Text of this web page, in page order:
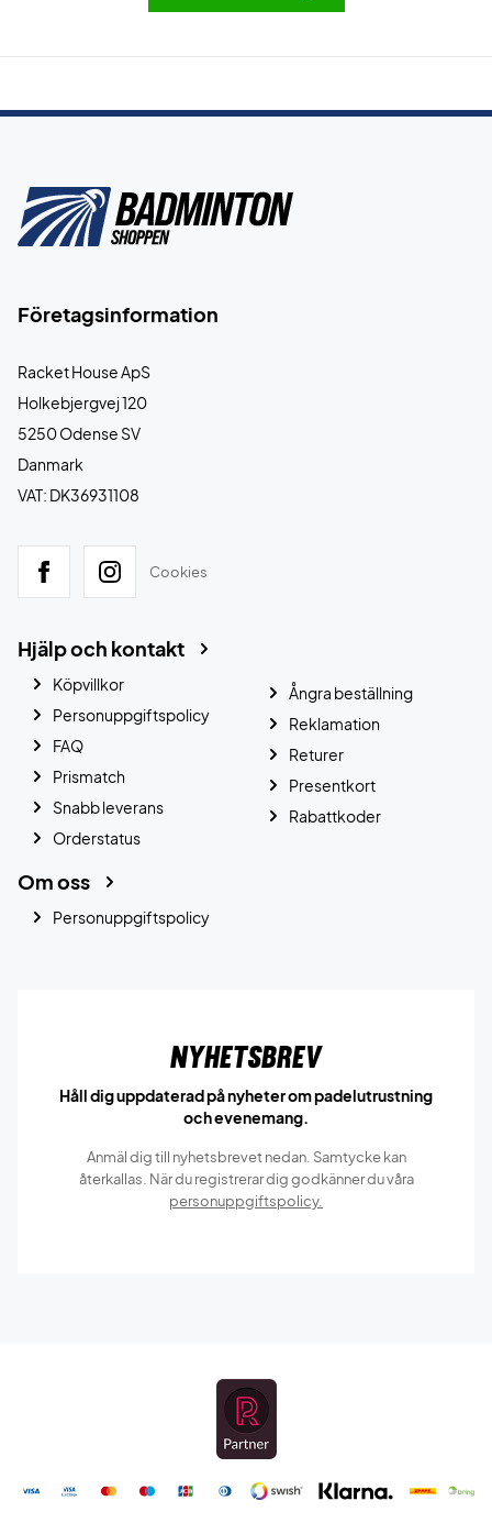
Företagsinformation
Racket House ApS
Holkebjergvej 120
5250 Odense SV
Danmark
VAT: DK36931108
Cookies
Hjälp och kontakt
Köpvillkor
Personuppgiftspolicy
FAQ
Prismatch
Snabb leverans
Orderstatus
Ångra beställning
Reklamation
Returer
Presentkort
Rabattkoder
Om oss
Personuppgiftspolicy
Nyhetsbrev
Håll dig uppdaterad på nyheter om padelutrustning
och evenemang.
Anmäl dig till nyhetsbrevet nedan. Samtycke kan
återkallas. När du registrerar dig godkänner du våra
personuppgiftspolicy.